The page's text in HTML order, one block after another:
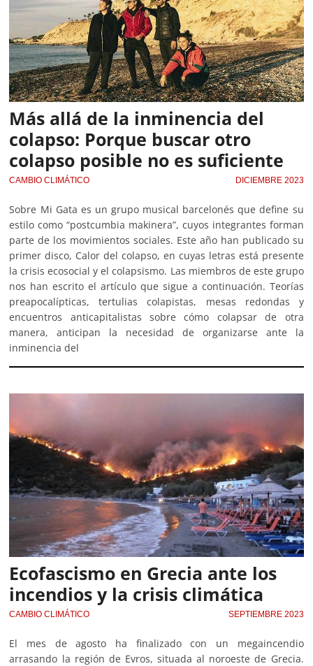
Más allá de la inminencia del
colapso: Porque buscar otro
colapso posible no es suficiente
CAMBIO CLIMÁTICO DICIEMBRE 2023
Sobre Mi Gata es un grupo musical barcelonés que define su
estilo como “postcumbia makinera”, cuyos integrantes forman
parte de los movimientos sociales. Este año han publicado su
primer disco, Calor del colapso, en cuyas letras está presente
la crisis ecosocial y el colapsismo. Las miembros de este grupo
nos han escrito el artículo que sigue a continuación. Teorías
preapocalípticas, tertulias colapistas, mesas redondas y
encuentros anticapitalistas sobre cómo colapsar de otra
manera, anticipan la necesidad de organizarse ante la
inminencia del
Ecofascismo en Grecia ante los
incendios y la crisis climática
CAMBIO CLIMÁTICO SEPTIEMBRE 2023
El mes de agosto ha finalizado con un megaincendio
arrasando la región de Evros, situada al noroeste de Grecia.